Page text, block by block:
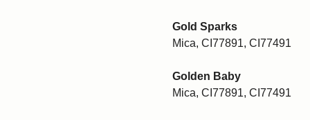
Gold Sparks
Mica, CI77891, CI77491
Golden Baby
Mica, CI77891, CI77491